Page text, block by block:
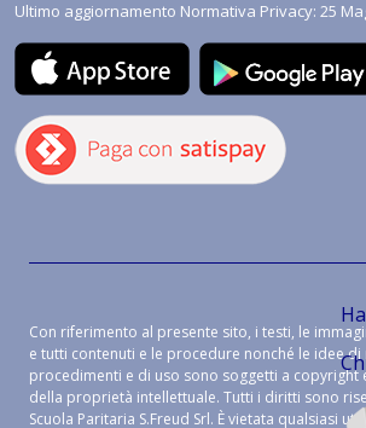
Ultimo aggiornamento Normativa Privacy: 25
Con riferimento al presente sito, i testi, le
e tutti contenuti e le procedure nonché le idee
procedimenti e di uso sono soggetti a copyright
della proprietà intellettuale. Tutti i diritti sono
Scuola Paritaria S.Freud Srl. È vietata qualsiasi